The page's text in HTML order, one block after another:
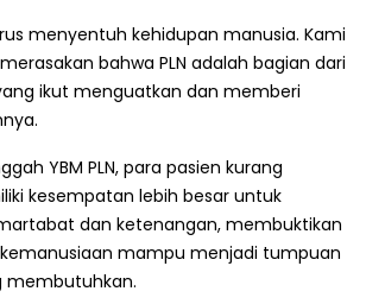
menyentuh kehidupan manusia. Kami
bahwa PLN adalah bagian dari
ikut menguatkan dan memberi
YBM PLN, para pasien kurang
kesempatan lebih besar untuk
dan ketenangan, membuktikan
mampu menjadi tumpuan
membutuhkan.